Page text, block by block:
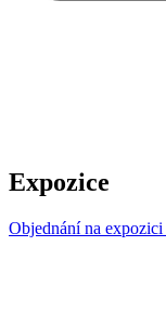
Expozice
Objednání na expozici